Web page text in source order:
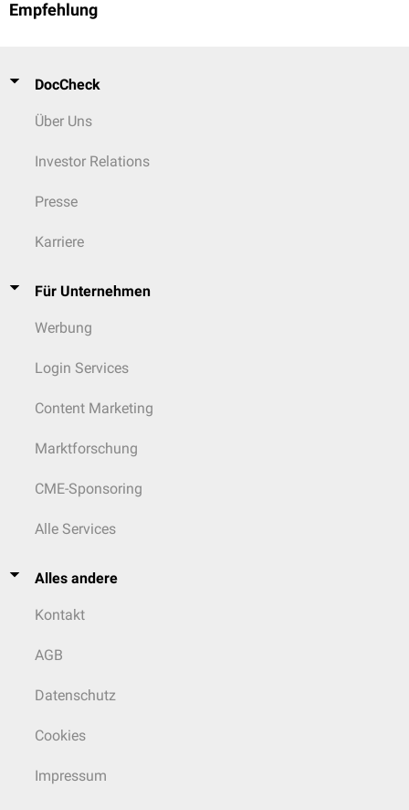
Empfehlung
DocCheck
Über Uns
Investor Relations
Presse
Karriere
Für Unternehmen
Werbung
Login Services
Content Marketing
Marktforschung
CME-Sponsoring
Alle Services
Alles andere
Kontakt
AGB
Datenschutz
Cookies
Impressum